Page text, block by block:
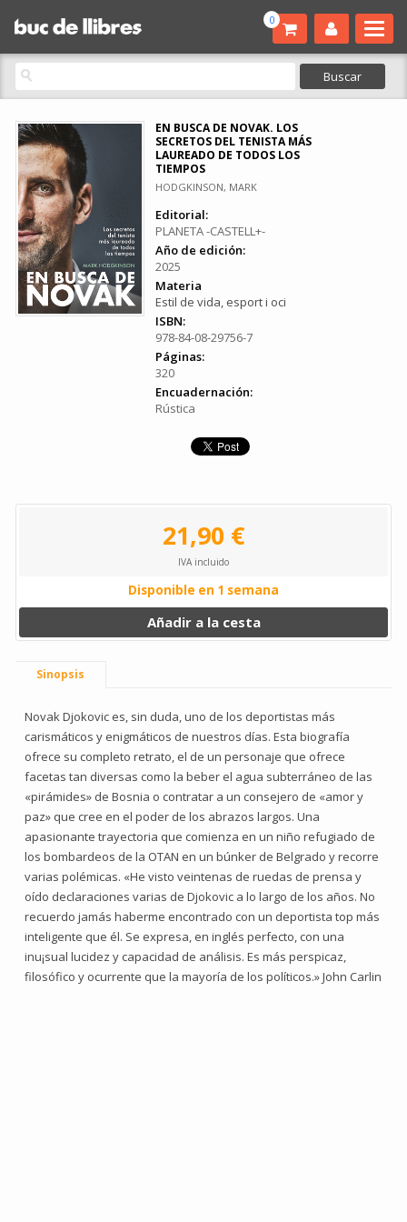
0
EN BUSCA DE NOVAK. LOS
SECRETOS DEL TENISTA MÁS
LAUREADO DE TODOS LOS
TIEMPOS
HODGKINSON, MARK
Editorial:
PLANETA -CASTELL+-
Año de edición:
2025
Materia
Estil de vida, esport i oci
ISBN:
978-84-08-29756-7
Páginas:
320
Encuadernación:
Rústica
21,90 €
IVA incluido
Disponible en 1 semana
Añadir a la cesta
Sinopsis
Novak Djokovic es, sin duda, uno de los deportistas más
carismáticos y enigmáticos de nuestros días. Esta biografía
ofrece su completo retrato, el de un personaje que ofrece
facetas tan diversas como la beber el agua subterráneo de las
«pirámides» de Bosnia o contratar a un consejero de «amor y
paz» que cree en el poder de los abrazos largos. Una
apasionante trayectoria que comienza en un niño refugiado de
los bombardeos de la OTAN en un búnker de Belgrado y recorre
varias polémicas. «He visto veintenas de ruedas de prensa y
oído declaraciones varias de Djokovic a lo largo de los años. No
recuerdo jamás haberme encontrado con un deportista top más
inteligente que él. Se expresa, en inglés perfecto, con una
inu¡sual lucidez y capacidad de análisis. Es más perspicaz,
filosófico y ocurrente que la mayoría de los políticos.» John Carlin